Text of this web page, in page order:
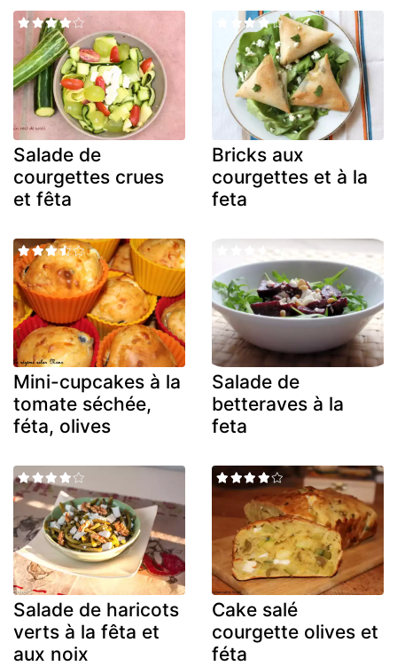
Salade de
courgettes crues
et fêta
Bricks aux
courgettes et à la
feta
Mini-cupcakes à la
tomate séchée,
féta, olives
Salade de
betteraves à la
feta
Salade de haricots
verts à la fêta et
aux noix
Cake salé
courgette olives et
féta